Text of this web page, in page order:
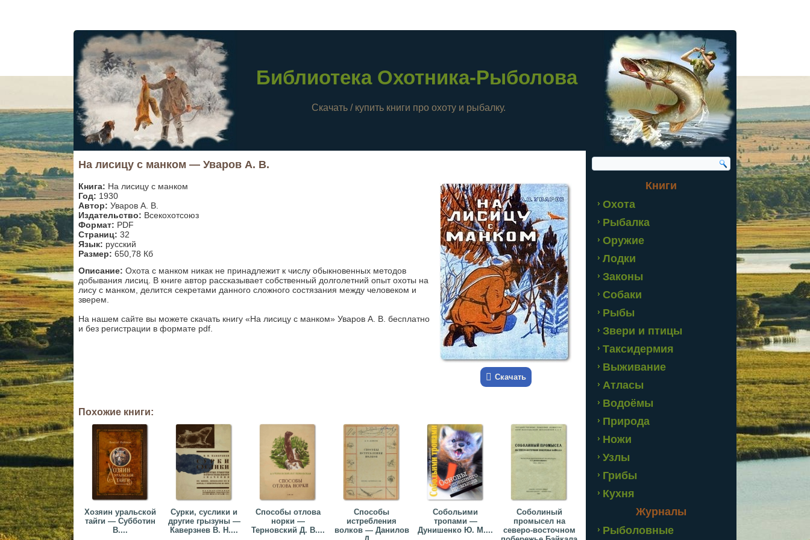
Библиотека Охотника-Рыболова
Скачать / купить книги про охоту и рыбалку.
На лисицу с манком — Уваров А. В.
Скачать
Книга: На лисицу с манком
Год: 1930
Автор: Уваров А. В.
Издательство: Всекохотсоюз
Формат: PDF
Cтраниц: 32
Язык: русский
Размер: 650,78 Кб
Описание: Охота с манком никак не принадлежит к числу обыкновенных методов
добывания лисиц. В книге автор рассказывает собственный долголетний опыт охоты на
лису с манком, делится секретами данного сложного состязания между человеком и
зверем.
На нашем сайте вы можете скачать книгу «На лисицу с манком» Уваров А. В. бесплатно
и без регистрации в формате pdf.
Похожие книги:
Хозяин уральской
тайги — Субботин
В....
Сурки, суслики и
другие грызуны —
Каверзнев В. Н....
Способы отлова
норки —
Терновский Д. В....
Способы
истребления
волков — Данилов
Собольими
тропами —
Дунишенко Ю. М....
Соболиный
промысел на
северо-восточном
Книги
Охота
Рыбалка
Оружие
Лодки
Законы
Собаки
Рыбы
Звери и птицы
Таксидермия
Выживание
Атласы
Водоёмы
Природа
Ножи
Узлы
Грибы
Кухня
Журналы
Рыболовные